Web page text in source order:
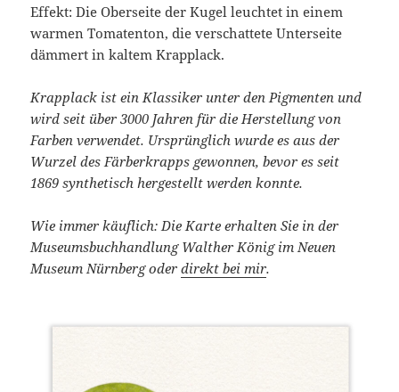
Effekt: Die Oberseite der Kugel leuchtet in einem
warmen Tomatenton, die verschattete Unterseite
dämmert in kaltem Krapplack.
Krapplack ist ein Klassiker unter den Pigmenten und
wird seit über 3000 Jahren für die Herstellung von
Farben verwendet. Ursprünglich wurde es aus der
Wurzel des Färberkrapps gewonnen, bevor es seit
1869 synthetisch hergestellt werden konnte.
Wie immer käuflich: Die Karte erhalten Sie in der
Museumsbuchhandlung Walther König im Neuen
Museum Nürnberg oderdirekt bei mir.